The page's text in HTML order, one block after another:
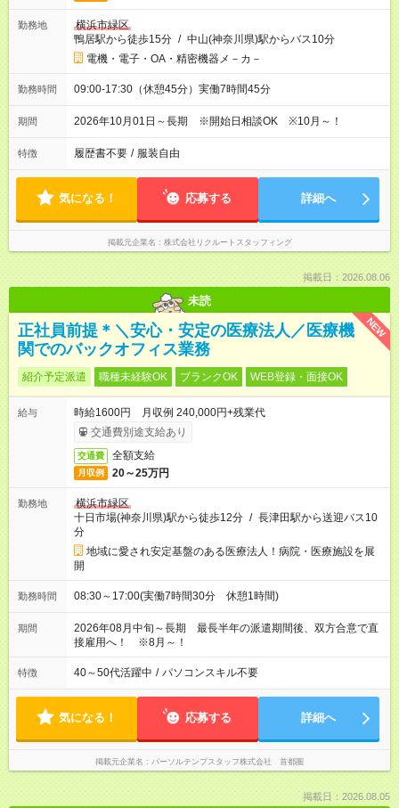
勤務地
横浜市緑区
鴨居駅から徒歩15分 / 中山(神奈川県)駅からバス10分
電機・電子・OA・精密機器メ－カ－
勤務時間 09:00-17:30（休憩45分）実働7時間45分
期間 2026年10月01日～長期 ※開始日相談OK ※10月～！
特徴 履歴書不要 / 服装自由
気になる！ 応募する 詳細へ
掲載元企業名 株式会社リクルートスタッフィング
掲載日：2026.08.06
未読
NEW
正社員前提＊＼安心・安定の医療法人／医療機
関でのバックオフィス業務
紹介予定派遣 職種未経験OK ブランクOK WEB登録・面接OK
給与
時給1600円 月収例 240,000円+残業代
交通費別途支給あり
交通費 全額支給
月収例 20～25万円
勤務地
横浜市緑区
十日市場(神奈川県)駅から徒歩12分 / 長津田駅から送迎バス10
分
地域に愛され安定基盤のある医療法人！病院・医療施設を展
開
勤務時間 08:30～17:00(実働7時間30分 休憩1時間)
期間
2026年08月中旬～長期 最長半年の派遣期間後、双方合意で直
接雇用へ！ ※8月～！
特徴 40～50代活躍中 / パソコンスキル不要
気になる！ 応募する 詳細へ
掲載元企業名 パーソルテンプスタッフ株式会社 首都圏
掲載日：2026.08.05